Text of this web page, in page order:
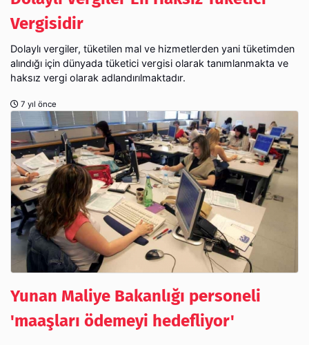
Vergisidir
Dolaylı vergiler, tüketilen mal ve hizmetlerden yani tüketimden
alındığı için dünyada tüketici vergisi olarak tanımlanmakta ve
haksız vergi olarak adlandırılmaktadır.
7 yıl önce
Yunan Maliye Bakanlığı personeli
'maaşları ödemeyi hedefliyor'